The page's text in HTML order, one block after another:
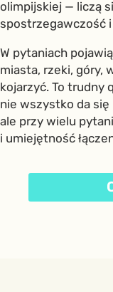
olimpijskiej — liczą
spostrzegawczość
W pytaniach
miasta, rzeki, góry,
kojarzyć. To trudny
nie wszystko da
ale przy wielu
i umiejętność